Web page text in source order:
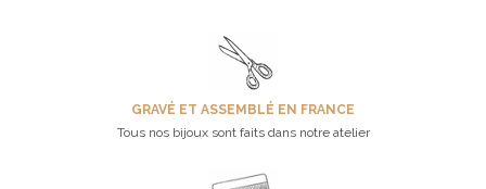
GRAVÉ ET ASSEMBLÉ EN FRANCE
Tous nos bijoux sont faits dans notre atelier